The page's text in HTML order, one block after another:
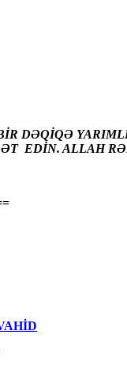
DƏQİQƏ
EDİN. ALLAH